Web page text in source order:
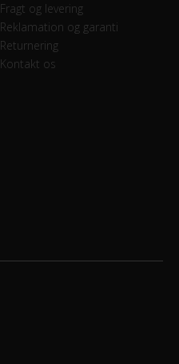
Fragt og levering
Reklamation og garanti
Returnering
Kontakt os